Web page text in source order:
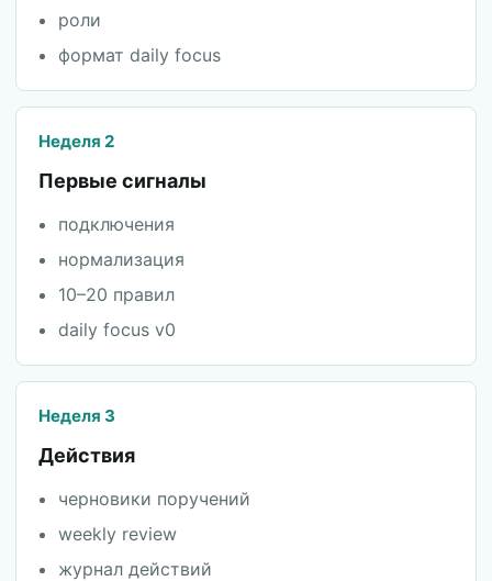
роли
формат daily focus
Неделя 2
Первые сигналы
подключения
нормализация
10–20 правил
daily focus v0
Неделя 3
Действия
черновики поручений
weekly review
журнал действий